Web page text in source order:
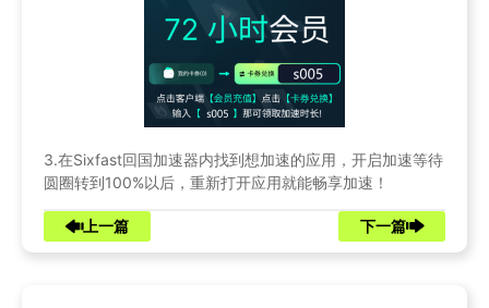
3.在Sixfast回国加速器内找到想加速的应用，开启加速等待
圆圈转到100%以后，重新打开应用就能畅享加速！
上一篇 下一篇